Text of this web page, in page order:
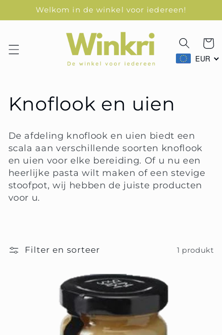
content
Welkom in de winkel voor iedereen!
EUR
O
n
z
e
p
o
Knoflook en uien
De afdeling knoflook en uien biedt een
scala aan verschillende soorten knoflook
en uien voor elke bereiding. Of u nu een
heerlijke pasta wilt maken of een stevige
stoofpot, wij hebben de juiste producten
voor u.
Filter en sorteer 1 produkt